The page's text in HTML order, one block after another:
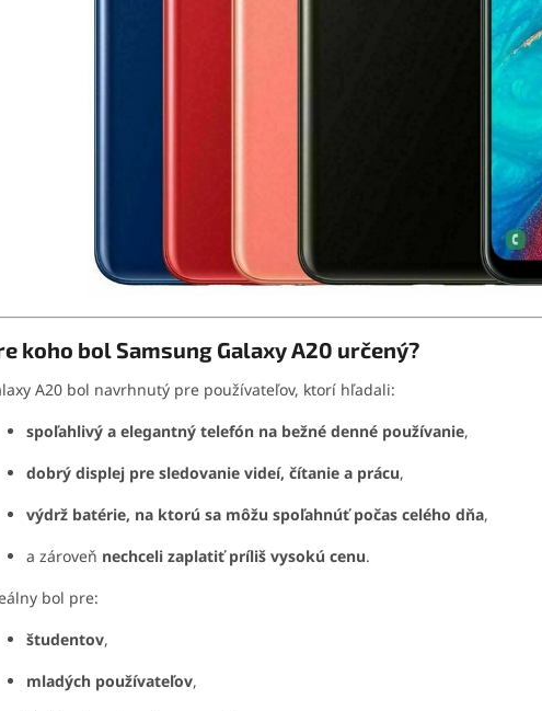
koho bol Samsung Galaxy A20 určený?
A20 bol navrhnutý pre používateľov, ktorí hľadali:
spoľahlivý a elegantný telefón na bežné denné používanie,
dobrý displej pre sledovanie videí, čítanie a prácu,
výdrž batérie, na ktorú sa môžu spoľahnúť počas celého dňa,
a zároveň nechceli zaplatiť príliš vysokú cenu.
bol pre:
študentov,
mladých používateľov,